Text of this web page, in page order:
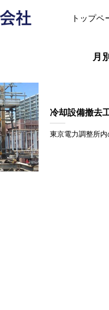
トップペ
月
冷却設備撤去
東京電力調整所